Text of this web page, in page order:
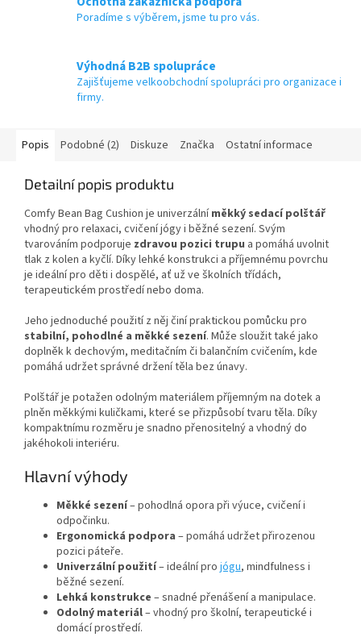
Poradíme s výběrem, jsme tu pro vás.
Výhodná B2B spolupráce
Zajišťujeme velkoobchodní spolupráci pro organizace i
firmy.
Popis Podobné (2) Diskuze Značka Ostatní informace
Detailní popis produktu
Comfy Bean Bag Cushion je univerzálníměkký sedací polštář
vhodný pro relaxaci, cvičení jógy i běžné sezení. Svým
tvarováním podporuje zdravou pozici trupu a pomáhá uvolnit
tlak z kolen a kyčlí. Díky lehké konstrukci a příjemnému povrchu
je ideální pro děti i dospělé, ať už ve školních třídách,
terapeutickém prostředí nebo doma.
Jeho jednoduché použití z něj činí praktickou pomůcku pro
stabilní, pohodlné a měkké sezení. Může sloužit také jako
doplněk k dechovým, meditačním či balančním cvičením, kde
pomáhá udržet správné držení těla bez únavy.
Polštář je potažen odolným materiálem příjemným na dotek a
plněn měkkými kuličkami, které se přizpůsobí tvaru těla. Díky
kompaktnímu rozměru je snadno přenositelný a vhodný do
jakéhokoli interiéru.
Hlavní výhody
Měkké sezení– pohodlná opora při výuce, cvičení i
odpočinku.
Ergonomická podpora – pomáhá udržet přirozenou
pozici páteře.
Univerzální použití– ideální pro jógu, mindfulness i
běžné sezení.
Lehká konstrukce – snadné přenášení a manipulace.
Odolný materiál– vhodný pro školní, terapeutické i
domácí prostředí.